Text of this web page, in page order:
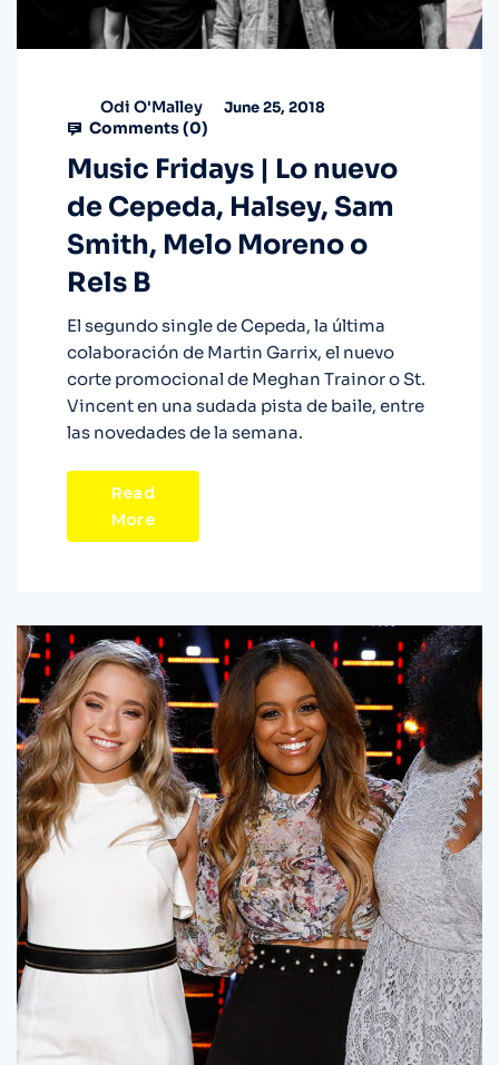
Odi O'Malley June 25, 2018
Comments (0)
Music Fridays | Lo nuevo
de Cepeda, Halsey, Sam
Smith, Melo Moreno o
Rels B
El segundo single de Cepeda, la última
colaboración de Martin Garrix, el nuevo
corte promocional de Meghan Trainor o St.
Vincent en una sudada pista de baile, entre
las novedades de la semana.
Read
More